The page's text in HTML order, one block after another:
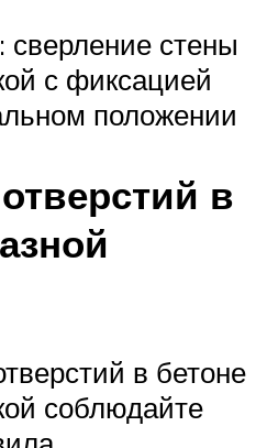
стены
с фиксацией
положении
в
в бетоне
соблюдайте